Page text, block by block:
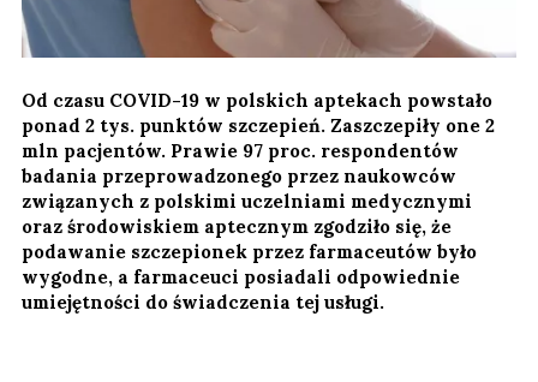
Od czasu COVID-19 w polskich aptekach powstało
ponad 2 tys. punktów szczepień. Zaszczepiły one 2
mln pacjentów. Prawie 97 proc. respondentów
badania przeprowadzonego przez naukowców
związanych z polskimi uczelniami medycznymi
oraz środowiskiem aptecznym zgodziło się, że
podawanie szczepionek przez farmaceutów było
wygodne, a farmaceuci posiadali odpowiednie
umiejętności do świadczenia tej usługi.